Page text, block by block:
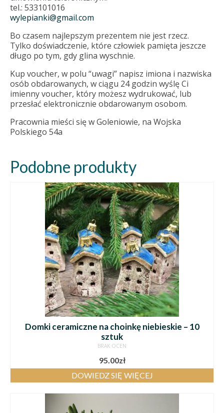
tel.: 533101016
wylepianki@gmail.com
Bo czasem najlepszym prezentem nie jest rzecz.
Tylko doświadczenie, które człowiek pamięta jeszcze
długo po tym, gdy glina wyschnie.
Kup voucher, w polu “uwagi” napisz imiona i nazwiska
osób obdarowanych, w ciągu 24 godzin wyślę Ci
imienny voucher, który możesz wydrukować, lub
przesłać elektronicznie obdarowanym osobom.
Pracownia mieści się w Goleniowie, na Wojska
Polskiego 54a
Podobne produkty
Domki ceramiczne na choinkę niebieskie – 10
sztuk
BRAK OCEN
95.00zł
DOWIEDZ SIĘ WIĘCEJ